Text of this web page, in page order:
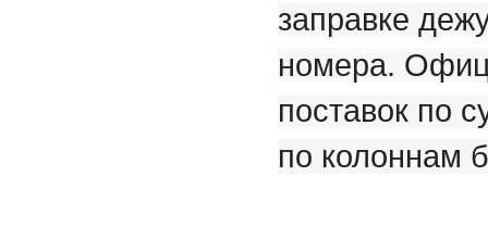
заправке
номера.
поставок по
по колоннам